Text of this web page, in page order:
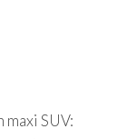
SUV: